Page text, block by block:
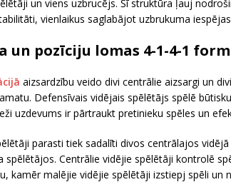
un viens uzbrucējs. Šī struktūra ļauj
vienlaikus saglabājot uzbrukuma
un pozīciju lomas 4-1-4-1
aizsardzību veido divi centrālie aizsargi un
Defensīvais vidējais spēlētājs spēlē
uzdevums ir pārtraukt pretinieku spēles un
parasti tiek sadalīti divos centrālajos
spēlētājos. Centrālie vidējie spēlētāji kontrolē
kamēr malējie vidējie spēlētāji izstiepj spēli un